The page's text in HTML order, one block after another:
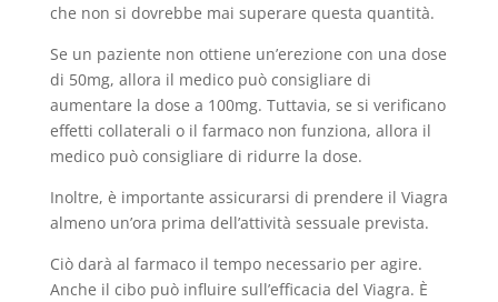
che non si dovrebbe mai superare questa quantità.
Se un paziente non ottiene un’erezione con una dose
di 50mg, allora il medico può consigliare di
aumentare la dose a 100mg. Tuttavia, se si verificano
effetti collaterali o il farmaco non funziona, allora il
medico può consigliare di ridurre la dose.
Inoltre, è importante assicurarsi di prendere il Viagra
almeno un’ora prima dell’attività sessuale prevista.
Ciò darà al farmaco il tempo necessario per agire.
Anche il cibo può influire sull’efficacia del Viagra. È